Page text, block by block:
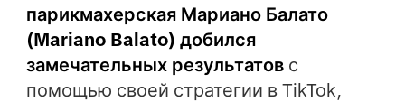
парикмахерская Мариано Балато
(Mariano Balato) добился
замечательных результатовс
помощью своей стратегии в TikTok,